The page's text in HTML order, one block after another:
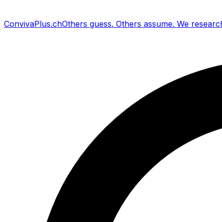
ConvivaPlus.chOthers guess. Others assume. We